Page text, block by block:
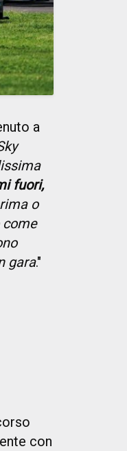
a
fuori,
o
gara."
con